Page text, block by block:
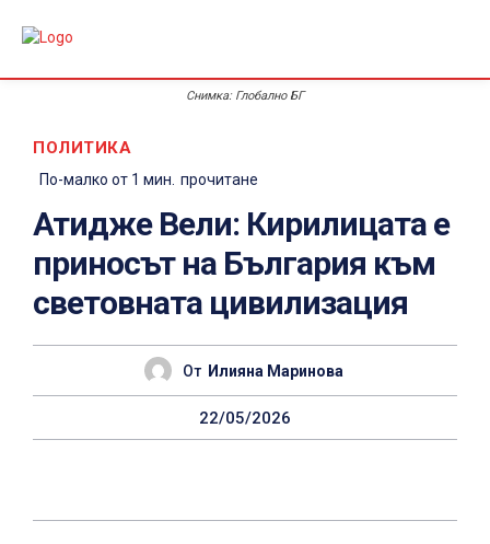
Снимка: Глобално БГ
ПОЛИТИКА
По-малко от 1 мин. прочитане
Атидже Вели: Кирилицата е
приносът на България към
световната цивилизация
От Илияна Маринова
22/05/2026